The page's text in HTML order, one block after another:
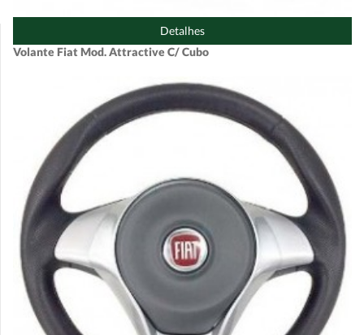
Detalhes
Volante Fiat Mod. Attractive C/ Cubo